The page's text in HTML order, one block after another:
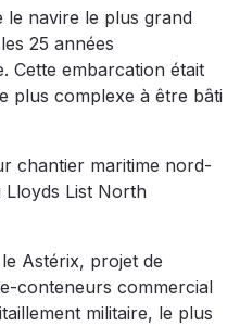
le navire le plus grand
25 années
Cette embarcation était
plus complexe à être bâti
chantier maritime nord-
Lloyds List North
Astérix, projet de
conteneurs commercial
militaire, le plus